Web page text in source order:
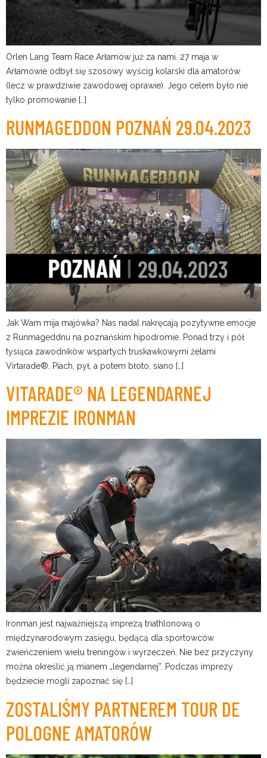
Orlen Lang Team Race Arłamów już za nami. 27 maja w
Arłamowie odbył się szosowy wyścig kolarski dla amatorów
(lecz w prawdziwie zawodowej oprawie). Jego celem było nie
tylko promowanie […]
RUNMAGEDDON POZNAŃ 29.04.2023
Jak Wam mija majówka? Nas nadal nakręcają pozytywne emocje
z Runmageddnu na poznańskim hipodromie. Ponad trzy i pół
tysiąca zawodników wspartych truskawkowymi żelami
Virtarade®. Piach, pył, a potem błoto, siano […]
VITARADE® NA LEGENDARNEJ
IMPREZIE IRONMAN
Ironman jest najważniejszą imprezą triathlonową o
międzynarodowym zasięgu, będącą dla sportowców
zwieńczeniem wielu treningów i wyrzeczeń. Nie bez przyczyny
można określić ją mianem „legendarnej”. Podczas imprezy
będziecie mogli zapoznać się […]
ZOSTALIŚMY PARTNEREM TOUR DE
POLOGNE AMATORÓW